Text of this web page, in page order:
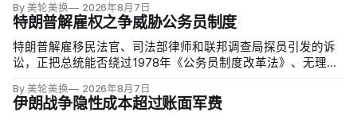
By 美轮美换 2026年8月7日
特朗普解雇权之争威胁公务员制度
特朗普解雇移民法官、司法部律师和联邦调查局探员引发的诉
讼，正把总统能否绕过1978年《公务员制度改革法》、无理由
天将全院审理两名前移民法官梅根·杰克勒（Megan Jackler）
和布兰登·贾罗赫（Brandon Jaroc…
By 美轮美换 2026年8月7日
伊朗战争隐性成本超过账面军费